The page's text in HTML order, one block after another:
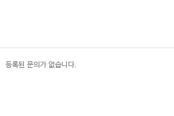
등록된 문의가 없습니다.